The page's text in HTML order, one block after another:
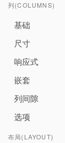
列(COLUMNS)
基础
尺寸
响应式
嵌套
列间隙
选项
布局(LAYOUT)